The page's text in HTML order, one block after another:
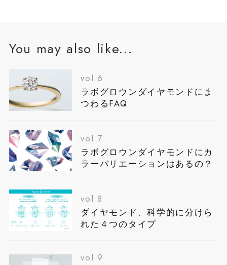
You may also like...
vol.6
ラボグロウンダイヤモンドにま
つわるFAQ
vol.7
ラボグロウンダイヤモンドにカ
ラーバリエーションはあるの？
vol.8
ダイヤモンド、科学的に分けら
れた４つのタイプ
vol.9